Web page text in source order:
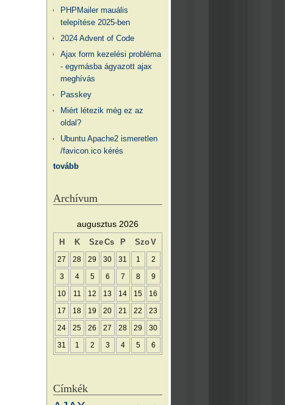
PHPMailer mauális
telepítése 2025-ben
2024 Advent of Code
Ajax form kezelési probléma
- egymásba ágyazott ajax
meghívás
Passkey
Miért létezik még ez az
oldal?
Ubuntu Apache2 ismeretlen
/favicon.ico kérés
tovább
Archívum
augusztus 2026
H K SzeCs P SzoV
27 28 29 30 31 1 2
3 4 5 6 7 8 9
10 11 12 13 14 15 16
17 18 19 20 21 22 23
24 25 26 27 28 29 30
31 1 2 3 4 5 6
Címkék